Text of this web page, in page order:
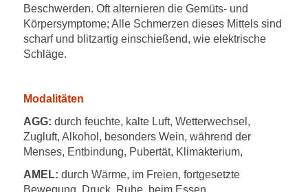
Beschwerden. Oft alternieren die Gemüts- und
Körpersymptome; Alle Schmerzen dieses Mittels sind
scharf und blitzartig einschießend, wie elektrische
Schläge.
Modalitäten
AGG: durch feuchte, kalte Luft, Wetterwechsel,
Zugluft, Alkohol, besonders Wein, während der
Menses, Entbindung, Pubertät, Klimakterium,
AMEL: durch Wärme, im Freien, fortgesetzte
Bewegung, Druck, Ruhe, beim Essen,